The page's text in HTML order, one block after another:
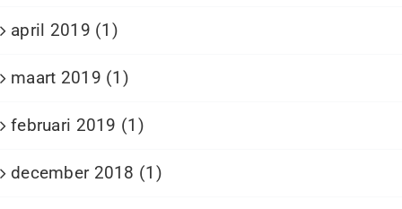
april 2019 (1)
maart 2019 (1)
februari 2019 (1)
december 2018 (1)